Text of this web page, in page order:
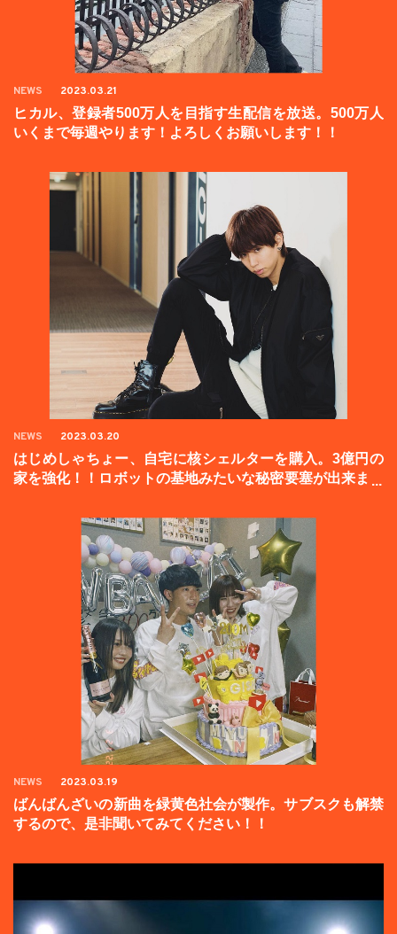
NEWS 2023.03.21
ヒカル、登録者500万人を目指す生配信を放送。500万人
いくまで毎週やります！よろしくお願いします！！
NEWS 2023.03.20
はじめしゃちょー、自宅に核シェルターを購入。3億円の
家を強化！！ロボットの基地みたいな秘密要塞が出来まし
NEWS 2023.03.19
ばんばんざいの新曲を緑黄色社会が製作。サブスクも解禁
するので、是非聞いてみてください！！